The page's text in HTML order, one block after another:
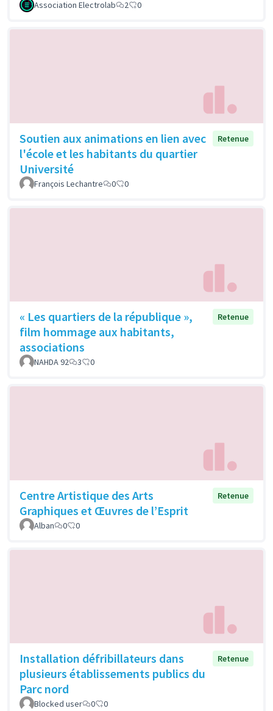
Association Electrolab 2 0
Soutien aux animations en lien avec
l'école et les habitants du quartier
Université
Retenue
François Lechantre 0 0
« Les quartiers de la république »,
film hommage aux habitants,
associations
Retenue
NAHDA 92 3 0
Centre Artistique des Arts
Graphiques et Œuvres de l’Esprit
Retenue
Alban 0 0
Installation défribillateurs dans
plusieurs établissements publics du
Parc nord
Retenue
Blocked user 0 0